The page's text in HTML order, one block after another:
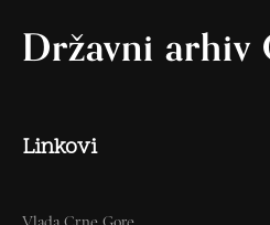
Državni arhiv
Linkovi